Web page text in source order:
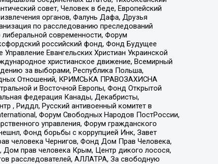
совет, Человек в беде, Европейский
органов, Фалунь Дафа, Друзья
по расследованию преследований
современности, Форум
российский фонд, Фонд Будущее
Евангельских Христиан Украинской
христианское движение, Всемирный
за выборами, Республика Польша,
Отношений, КРИМСЬКА ПРАВОЗАХИСНА
и Восточной Европы, Фонд Открытой
федерация Канады, Декабристы,
, Риддл, Русский антивоенный комитет в
Форум Свободных Народов ПостРоссии,
управления, Форум гражданского
Фонд борьбы с коррупцией Инк, Завет
человека Чернигов, Фонд Дом Прав Человека,
Дом прав человека Крым, Центр дикого лосося,
расследователей, АЛЛАТРА, За свободную